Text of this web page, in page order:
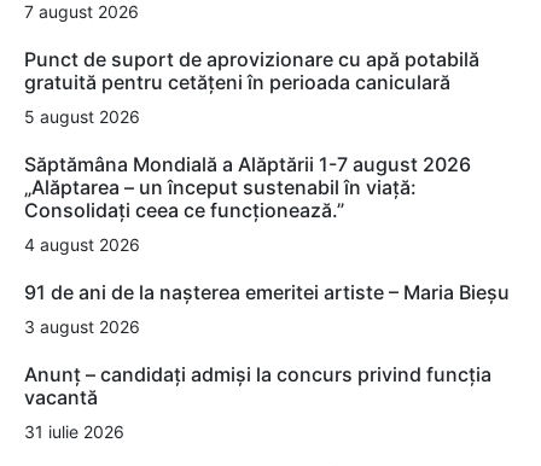
7 august 2026
Punct de suport de aprovizionare cu apă potabilă
gratuită pentru cetățeni în perioada caniculară
5 august 2026
Săptămâna Mondială a Alăptării 1-7 august 2026
„Alăptarea – un început sustenabil în viață:
Consolidați ceea ce funcționează.”
4 august 2026
91 de ani de la nașterea emeritei artiste – Maria Bieșu
3 august 2026
Anunț – candidați admiși la concurs privind funcția
vacantă
31 iulie 2026